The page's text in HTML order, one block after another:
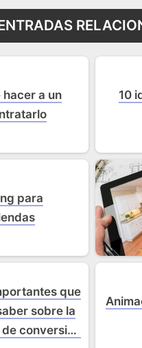
a un
10
para
que
sobre la
conversión